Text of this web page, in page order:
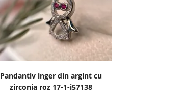
Pandantiv inger din argint cu
zirconia roz 17-1-i57138